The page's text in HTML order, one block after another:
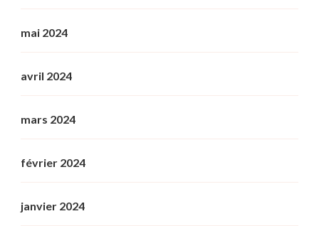
mai 2024
avril 2024
mars 2024
février 2024
janvier 2024